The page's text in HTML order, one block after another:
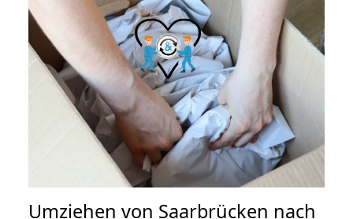
Umziehen von Saarbrücken nach